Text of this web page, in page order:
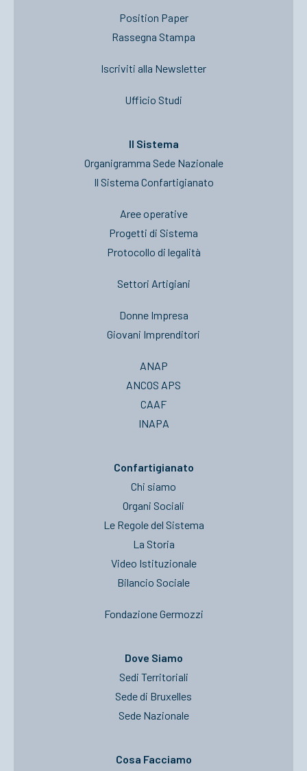
Position Paper
Rassegna Stampa
Iscriviti alla Newsletter
Ufficio Studi
Il Sistema
Organigramma Sede Nazionale
Il Sistema Confartigianato
Aree operative
Progetti di Sistema
Protocollo di legalità
Settori Artigiani
Donne Impresa
Giovani Imprenditori
ANAP
ANCOS APS
CAAF
INAPA
Confartigianato
Chi siamo
Organi Sociali
Le Regole del Sistema
La Storia
Video Istituzionale
Bilancio Sociale
Fondazione Germozzi
Dove Siamo
Sedi Territoriali
Sede di Bruxelles
Sede Nazionale
Cosa Facciamo